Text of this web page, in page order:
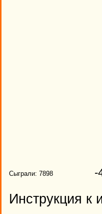
Сыграли: 7898 -
Инструкция к